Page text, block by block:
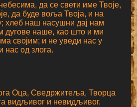
да се свети име Твоје,
да буде воља Твоја, и на
хлеб наш насушни дај нам
дугове наше, као што и ми
својим; и не уведи нас у
нас од злога.
Оца, Сведржитеља, Творца
видљивог и невидљивог.